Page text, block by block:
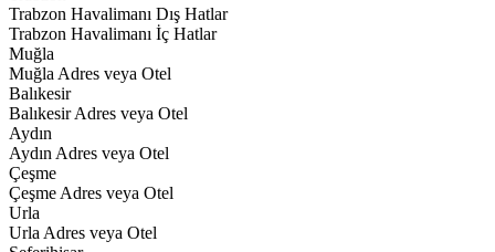
Trabzon Havalimanı Dış Hatlar
Trabzon Havalimanı İç Hatlar
Muğla
Muğla Adres veya Otel
Balıkesir
Balıkesir Adres veya Otel
Aydın
Aydın Adres veya Otel
Çeşme
Çeşme Adres veya Otel
Urla
Urla Adres veya Otel